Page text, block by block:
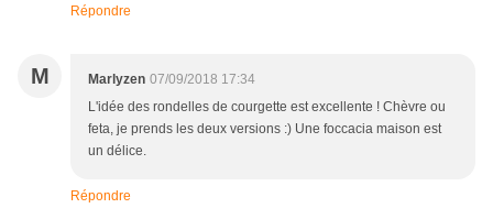
Répondre
M Marlyzen 07/09/2018 17:34
L'idée des rondelles de courgette est excellente ! Chèvre ou
feta, je prends les deux versions :) Une foccacia maison est
un délice.
Répondre